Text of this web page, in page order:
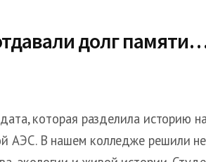
долг
которая разделила историю
АЭС. В нашем колледже решили